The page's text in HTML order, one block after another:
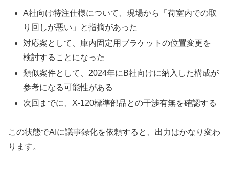
A社向け特注仕様について、現場から「荷室内での取
り回しが悪い」と指摘があった
対応案として、庫内固定用ブラケットの位置変更を
検討することになった
類似案件として、2024年にB社向けに納入した構成が
参考になる可能性がある
次回までに、X-120標準部品との干渉有無を確認する
この状態でAIに議事録化を依頼すると、出力はかなり変わ
ります。